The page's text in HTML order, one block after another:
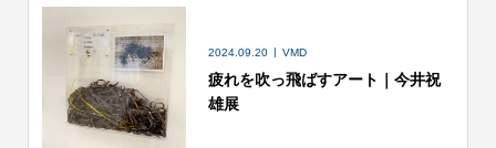
2024.09.20 VMD
疲れを吹っ飛ばすアート｜今井祝
雄展